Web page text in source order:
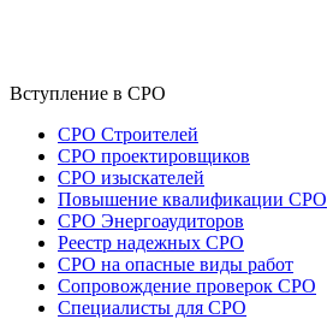
Вступление в СРО
СРО Строителей
СРО проектировщиков
СРО изыскателей
Повышение квалификации СРО
СРО Энергоаудиторов
Реестр надежных СРО
СРО на опасные виды работ
Сопровождение проверок СРО
Специалисты для СРО